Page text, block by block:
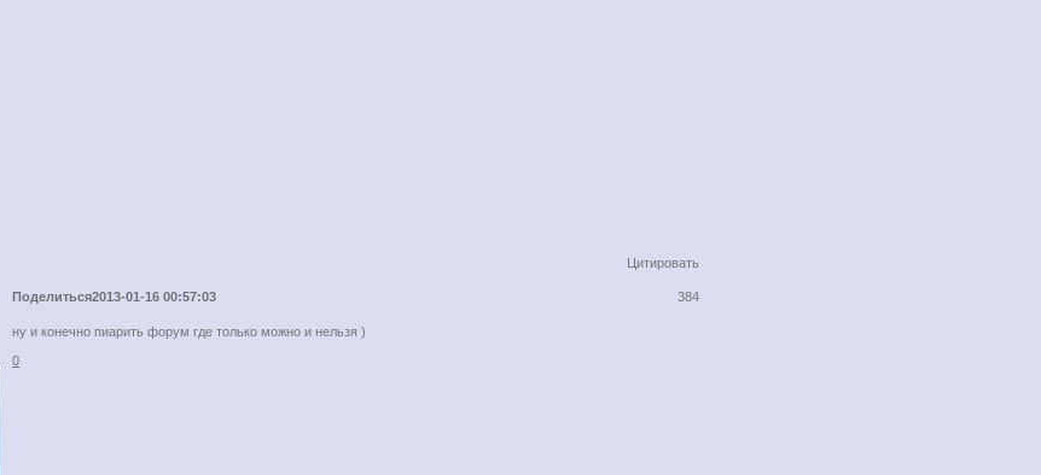
Цитировать
Поделиться 384
2013-01-16 00:57:03
ну и конечно пиарить форум где только можно и нельзя )
0